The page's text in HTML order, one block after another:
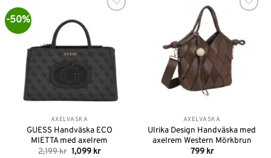
-50%
AXELVÄSKA
GUESS Handväska ECO
MIETTA med axelrem
2,199kr Det
1,099 krDet
AXELVÄSKA
Ulrika Design Handväska med
axelrem Western Mörkbrun
799 kr